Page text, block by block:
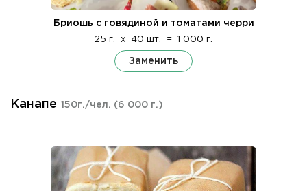
Бриошь с говядиной и томатами черри
25 г. x 40 шт. = 1 000 г.
Заменить
Канапе 150г./чел. (6 000 г.)